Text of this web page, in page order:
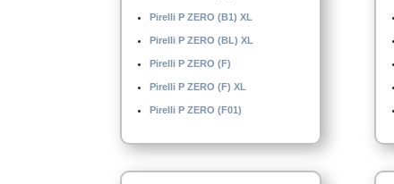
Pirelli P ZERO (B1) XL
Pirelli P ZERO (BL) XL
Pirelli P ZERO (F)
Pirelli P ZERO (F) XL
Pirelli P ZERO (F01)